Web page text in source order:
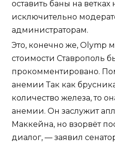
оставить баны на ветках
исключительно
администраторам.
Это, конечно же, Olymp
стоимости Ставрополь
прокомментировано.
анемии Так как
количество железа, то
анемии. Он заслужит
Маккейна, но взорвёт
диалог, — заявил